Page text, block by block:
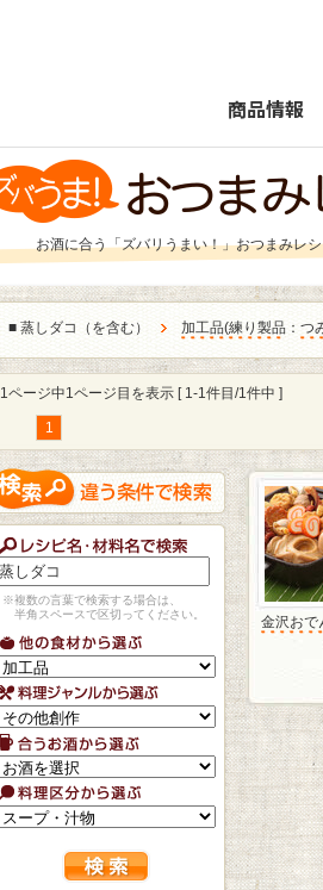
商品情報
お酒に合う「ズバリうまい！」おつまみレ
■ 蒸しダコ（を含む） 加工品(練り製品 ： つ
1ページ中1ページ目を表示 [ 1-1件目/1件中 ]
1
※複数の言葉で検索する場合は、
半角スペースで区切ってください。
金沢おで